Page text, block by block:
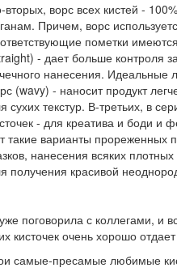
вторых, ворс всех кистей -
Причем, ворс
пометки
- дает больше контроля
нанесения. Идеальные
(wavy) - наносит продукт
сухих текстур. В-третьих, в
- для креатива и боди и
такие варианты прореженных
нанесения всяких
получения красивой
поговорила с коллегами, и
кисточек очень хорошо
самые-пресамые любимые